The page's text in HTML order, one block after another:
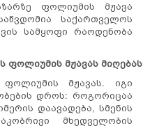
ფოლიუმის მჟავა
საქართველოს
სამყოფი რაოდენობა
ფოლიუმის მჟავას მიღებას
მჟავას. იგი
დროს: როგორიცაა
დაავადება, სმენის
მხედველობის